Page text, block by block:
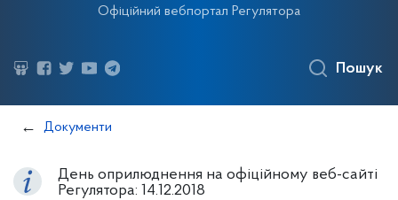
Офіційний вебпортал Регулятора
Пошук
Документи
День оприлюднення на офіційному веб-сайті
Регулятора: 14.12.2018